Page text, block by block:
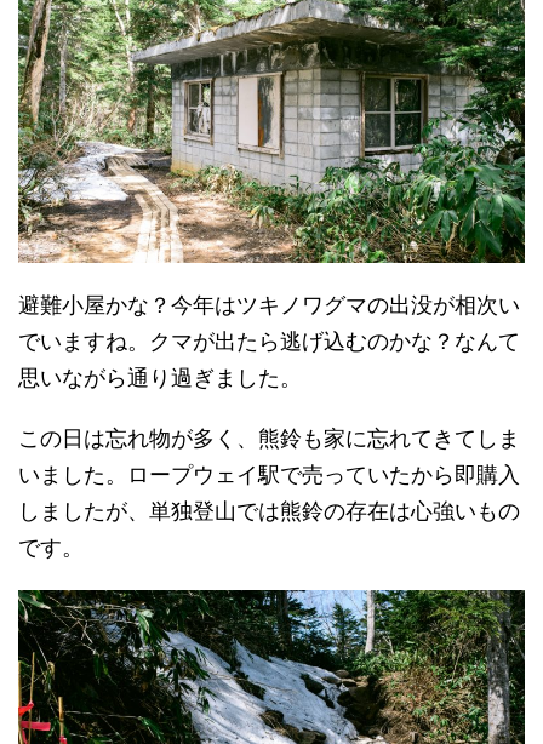
避難小屋かな？今年はツキノワグマの出没が相次い
でいますね。クマが出たら逃げ込むのかな？なんて
思いながら通り過ぎました。
この日は忘れ物が多く、熊鈴も家に忘れてきてしま
いました。ロープウェイ駅で売っていたから即購入
しましたが、単独登山では熊鈴の存在は心強いもの
です。